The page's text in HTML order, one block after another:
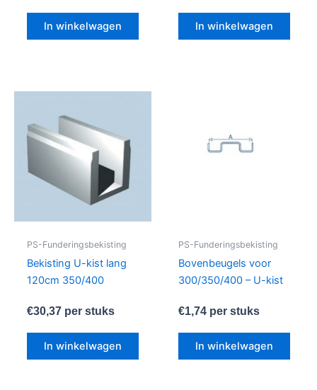
In winkelwagen In winkelwagen
PS-Funderingsbekisting
Bekisting U-kist lang
120cm 350/400
€30,37per stuks
In winkelwagen
PS-Funderingsbekisting
Bovenbeugels voor
300/350/400 – U-kist
€1,74per stuks
In winkelwagen